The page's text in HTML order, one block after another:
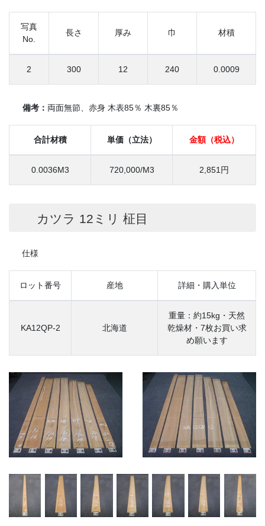
写真
No.
長さ 厚み 巾 材積
2 300 12 240 0.0009
備考： 両面無節、赤身 木表85％ 木裏85％
合計材積 単価（立法） 金額（税込）
0.0036M3 720,000/M3 2,851円
カツラ 12ミリ 柾目
仕様
ロット番号 産地 詳細・購入単位
KA12QP-2 北海道
重量：約15kg・天然
乾燥材・7枚お買い求
め願います